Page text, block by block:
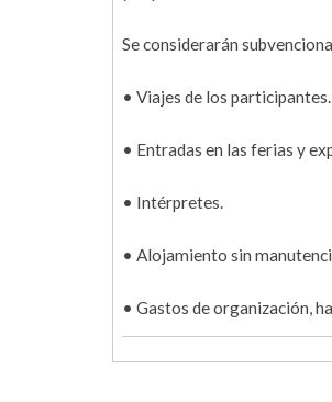
Se considerarán
• Viajes de los participantes.
• Entradas en las ferias y
• Intérpretes.
• Alojamiento sin
• Gastos de organización,